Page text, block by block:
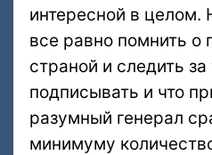
интересной в целом.
все равно помнить о
страной и следить за
подписывать и что
разумный генерал
минимуму